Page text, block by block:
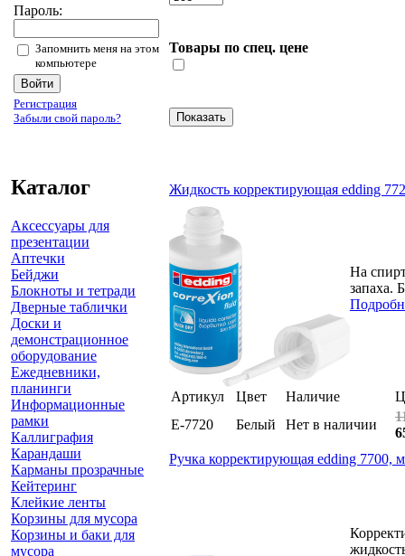
Пароль:
Запомнить меня на этом
компьютере
Регистрация
Забыли свой пароль?
Каталог
Аксессуары для
презентации
Аптечки
Бейджи
Блокноты и тетради
Дверные таблички
Доски и
демонстрационное
оборудование
Ежедневники,
планинги
Информационные
рамки
Каллиграфия
Карандаши
Карманы прозрачные
Кейтеринг
Клейкие ленты
Корзины для мусора
Корзины и баки для
мусора
Товары по спец. цене
Жидкость корректирующая edding
На
запаха.
Артикул Цвет Наличие
E-7720
Белый Нет в наличии
Ручка корректирующая edding 7700,